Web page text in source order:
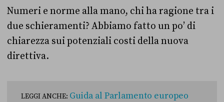
Numeri e norme alla mano, chi ha ragione tra i
due schieramenti? Abbiamo fatto un po’ di
chiarezza sui potenziali costi della nuova
direttiva.
LEGGI ANCHE: Guida al Parlamento europeo